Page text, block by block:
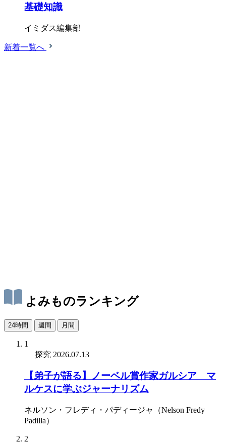
基礎知識
イミダス編集部
新着一覧へ
よみものランキング
24時間 週間 月間
1
探究 2026.07.13
【弟子が語る】ノーベル賞作家ガルシア゠マ
ルケスに学ぶジャーナリズム
ネルソン・フレディ・パディージャ（Nelson Fredy
Padilla）
2